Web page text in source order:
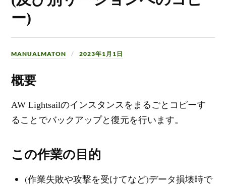
ー)
MANUALMATON 2023年1月1日
概要
AW Lightsailのインスタンスをまるごとコピーす
ることでバックアップと復元を行います。
この作業の目的
(作業失敗や攻撃を受けてなど)データ損壊時で